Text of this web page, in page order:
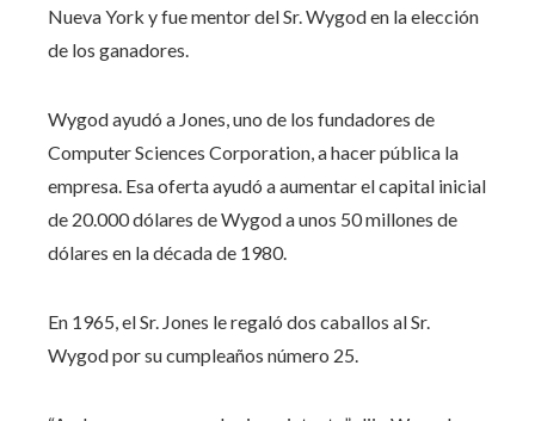
Nueva York y fue mentor del Sr. Wygod en la elección
de los ganadores.
Wygod ayudó a Jones, uno de los fundadores de
Computer Sciences Corporation, a hacer pública la
empresa. Esa oferta ayudó a aumentar el capital inicial
de 20.000 dólares de Wygod a unos 50 millones de
dólares en la década de 1980.
En 1965, el Sr. Jones le regaló dos caballos al Sr.
Wygod por su cumpleaños número 25.